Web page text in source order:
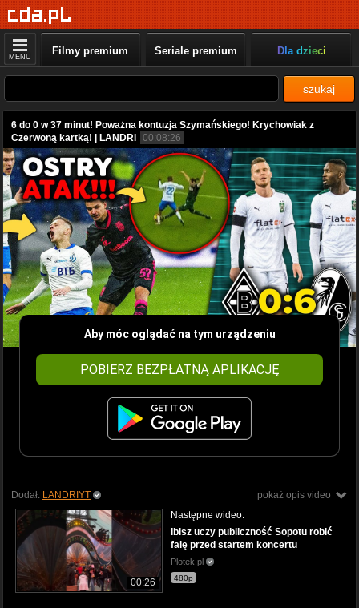
MENU Filmy premium Seriale premium Dla dzieci
szukaj
6 do 0 w 37 minut! Poważna kontuzja Szymańskiego! Krychowiak z
Czerwoną kartką! | LANDRI
00:08:26
Aby móc oglądać na tym urządzeniu
POBIERZ BEZPŁATNĄ APLIKACJĘ
pokaż opis video
Dodał: LANDRIYT
00:26
Następne wideo:
Ibisz uczy publiczność Sopotu robić
falę przed startem koncertu
Plotek.pl
480p